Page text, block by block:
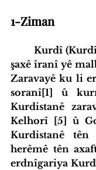
1-Ziman
Kurdî
şaxê îranî yê
Zaravayê ku li
soranî[1] û
Kurdistanê
Kelhorî [5] û
Kurdistanê
herêmê tên
erdnîgariya